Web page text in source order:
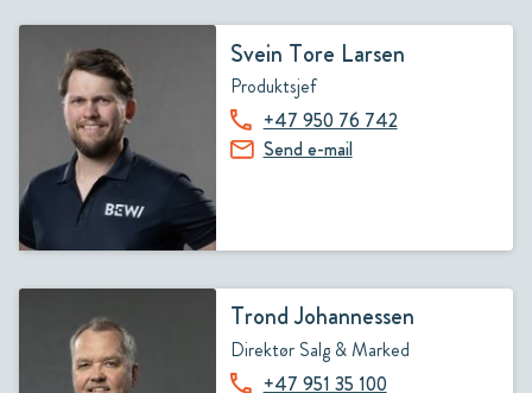
Svein Tore Larsen
Produktsjef
+47 950 76 742
Send e-mail
Trond Johannessen
Direktør Salg & Marked
+47 951 35 100